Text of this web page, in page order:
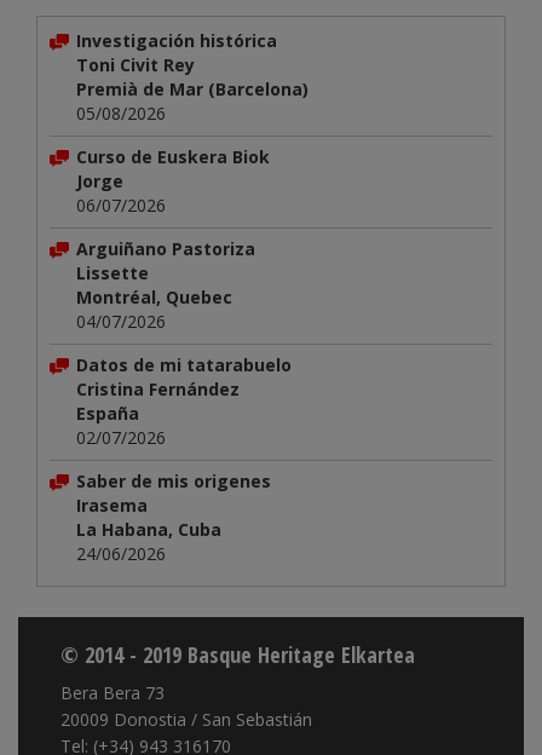
Investigación histórica
Toni Civit Rey
Premià de Mar (Barcelona)
05/08/2026
Curso de Euskera Biok
Jorge
06/07/2026
Arguiñano Pastoriza
Lissette
Montréal, Quebec
04/07/2026
Datos de mi tatarabuelo
Cristina Fernández
España
02/07/2026
Saber de mis origenes
Irasema
La Habana, Cuba
24/06/2026
© 2014 - 2019 Basque Heritage Elkartea
Bera Bera 73
20009 Donostia / San Sebastián
Tel: (+34) 943 316170